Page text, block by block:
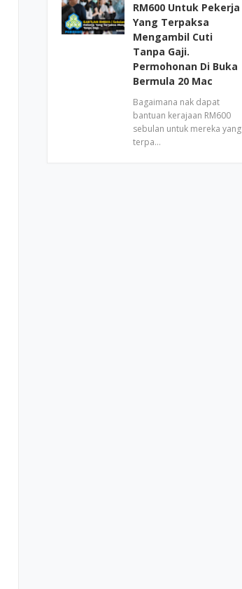
RM600 Untuk Pekerja
Yang Terpaksa
Mengambil Cuti
Tanpa Gaji.
Permohonan Di Buka
Bermula 20 Mac
Bagaimana nak dapat
bantuan kerajaan RM600
sebulan untuk mereka yang
terpa…